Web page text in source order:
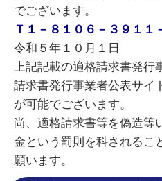
でございます。
Ｔ１－８１０６－３９１１
令和５年１０月１日
上記記載の適格請求書発行
請求書発行事業者公表サイ
が可能でございます。
尚、適格請求書等を偽造等
金という罰則を科されるこ
願います。